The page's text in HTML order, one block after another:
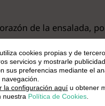
de la ensalada,
cocinarlo
una textura
evitando que
y pastoso. Aprende
de cocción del arroz
cookies propias y de
servicios y mostrarle publicidad
sus preferencias mediante el
la configuración aquí u obtener
nuestra Política de Cookies